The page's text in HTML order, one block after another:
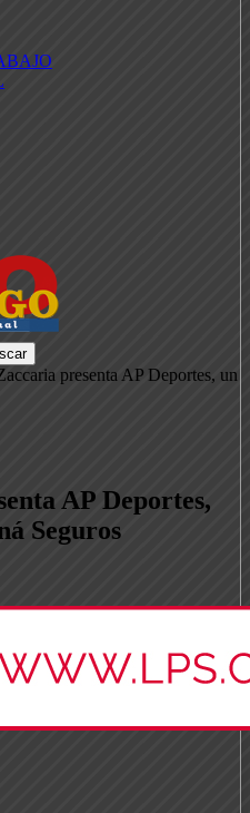
presenta AP Deportes, un
AP Deportes,
Seguros